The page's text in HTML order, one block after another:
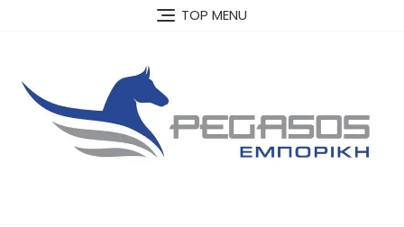
TOP MENU